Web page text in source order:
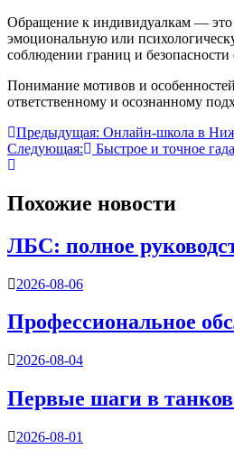
Обращение к индивидуалкам — это
эмоциональную или
соблюдении границ и безопасности
Понимание мотивов и
ответственному и осознанному
Навигация
по
Предыдущая: Онлайн-школа в
Следующая:
Быстрое и точное
Похожие новости
ЛБС: полное
2026-08-06
Профессиональное
2026-08-04
Первые шаги в
2026-08-01